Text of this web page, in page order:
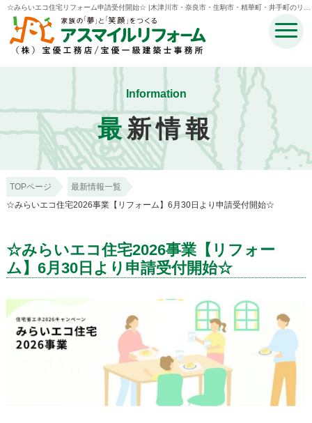
☆みらいエコ住宅リフォーム申請受付開始☆ |木津川市・奈良市・生駒市・精華町・井手町のリフ
ォームのことなら宝優工務店アスマイルリフォーム
Information
最新情報
TOPページ
最新情報一覧
☆みらいエコ住宅2026事業【リフォーム】6月30日より申請受付開始☆
☆みらいエコ住宅2026事業【リフォー
ム】6月30日より申請受付開始☆